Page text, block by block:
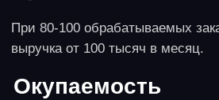
аудитории требует существенного опыта в
людьми. Также не так просто подбирать
сезонный, летом заказов от частных лиц
меньше, потому нужно искать клиентов-